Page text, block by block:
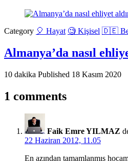
Category 🎈 Hayat 🧐 Kişisel 🇩🇪
Almanya’da nasıl
10 dakika Published 18 Kasım 2020
1 comments
Faik Emre YILMAZ
22 Haziran 2012, 11.05
En azından tamamlanmış